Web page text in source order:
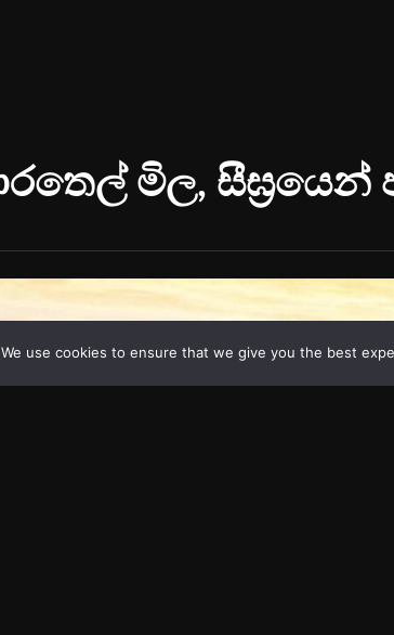
We use cookies to ensure that we give you the best